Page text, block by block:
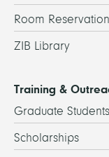
Room Reservation
ZIB Library
Training &
Graduate Students
Scholarships